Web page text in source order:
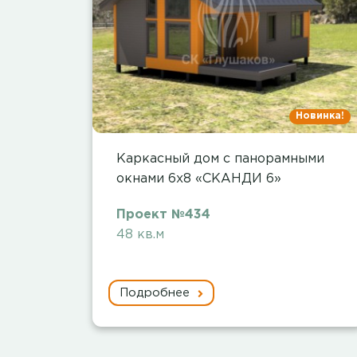
Новинка!
Каркасный дом с панорамными
окнами 6х8 «СКАНДИ 6»
Проект №434
48 кв.м
Подробнее